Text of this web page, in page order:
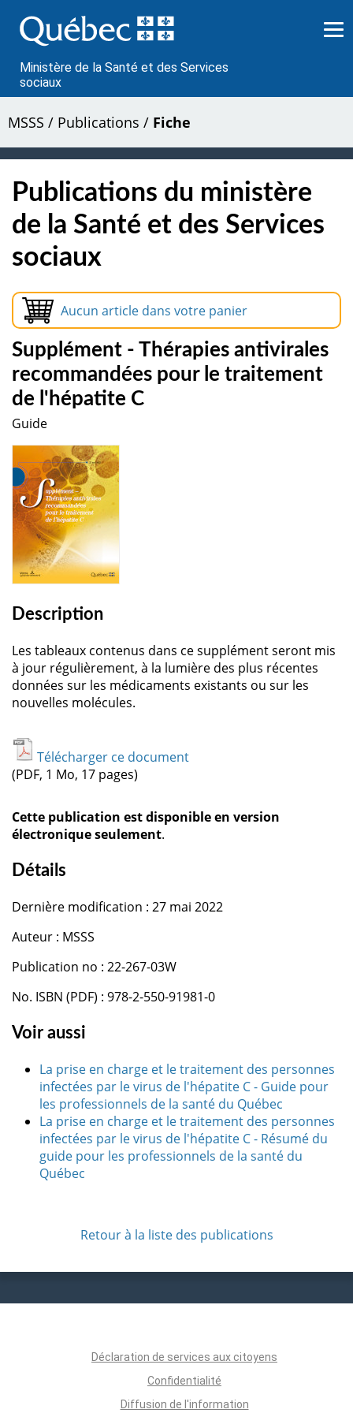
au
contenu
Ministère de la Santé et des Services
sociaux
MSSS / Publications / Fiche
Publications du ministère
de la Santé et des Services
sociaux
Aucun article dans votre panier
Supplément - Thérapies antivirales
recommandées pour le traitement
de l'hépatite C
Guide
Description
Les tableaux contenus dans ce supplément seront mis
à jour régulièrement, à la lumière des plus récentes
données sur les médicaments existants ou sur les
nouvelles molécules.
Télécharger ce document
(PDF, 1 Mo, 17 pages)
Cette publication est disponible en version
électronique seulement.
Détails
Dernière modification : 27 mai 2022
Auteur : MSSS
Publication no : 22-267-03W
No. ISBN (PDF) : 978-2-550-91981-0
Voir aussi
La prise en charge et le traitement des personnes
infectées par le virus de l'hépatite C - Guide pour
les professionnels de la santé du Québec
La prise en charge et le traitement des personnes
infectées par le virus de l'hépatite C - Résumé du
guide pour les professionnels de la santé du
Québec
Retour à la liste des publications
Déclaration de services aux citoyens
Confidentialité
Diffusion de l'information